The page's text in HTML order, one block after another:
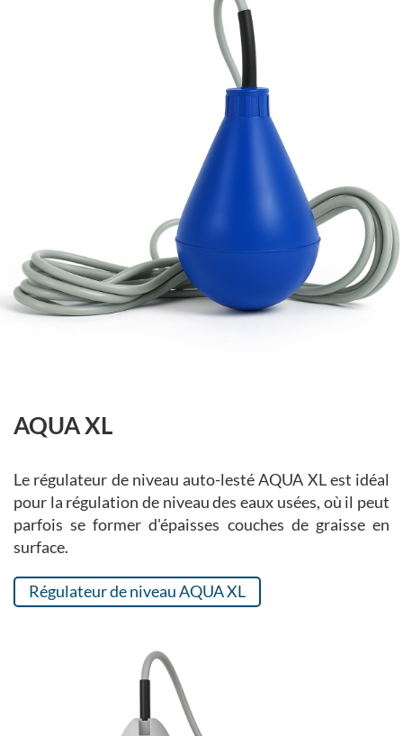
AQUA XL
Le régulateur de niveau auto-lesté AQUA XL est idéal
pour la régulation de niveau des eaux usées, où il peut
parfois se former d'épaisses couches de graisse en
surface.
Régulateur de niveau AQUA XL